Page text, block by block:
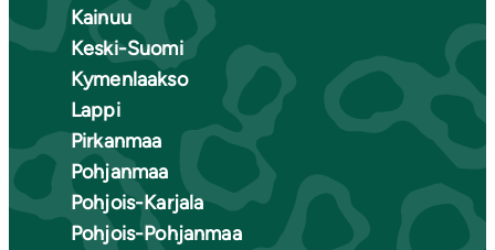
Kainuu
Keski-Suomi
Kymenlaakso
Lappi
Pirkanmaa
Pohjanmaa
Pohjois-Karjala
Pohjois-Pohjanmaa